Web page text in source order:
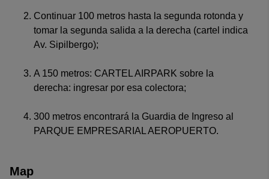
Continuar 100 metros hasta la segunda rotonda y
tomar la segunda salida a la derecha (cartel indica
Av. Sipilbergo);
A 150 metros: CARTEL AIRPARK sobre la
derecha: ingresar por esa colectora;
300 metros encontrará la Guardia de Ingreso al
PARQUE EMPRESARIAL AEROPUERTO.
Map